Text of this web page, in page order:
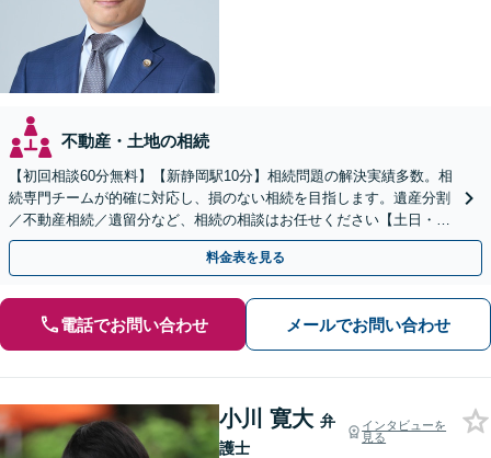
不動産・土地の相続
【初回相談60分無料】【新静岡駅10分】相続問題の解決実績多数。相
続専門チームが的確に対応し、損のない相続を目指します。遺産分割
／不動産相続／遺留分など、相続の相談はお任せください【土日・夜
間相談可】登記・税の申告などアフターフォローも対応
料金表を見る
電話でお問い合わせ メールでお問い合わせ
小川 寛大 弁
護士
インタビューを
見る